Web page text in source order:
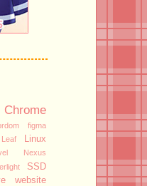
Chrome
figma
Leaf Linux
Nexus
SSD
website